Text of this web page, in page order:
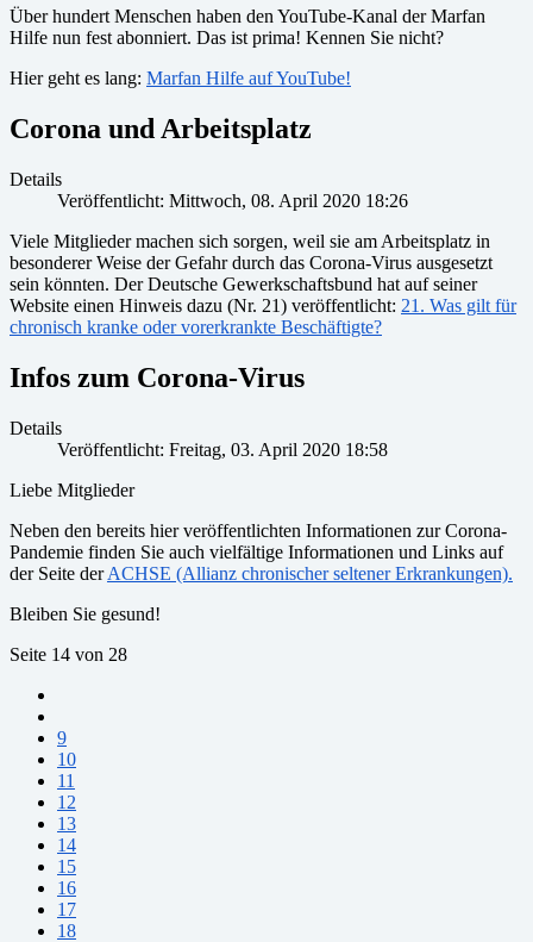
Über hundert Menschen haben den YouTube-Kanal der Marfan
Hilfe nun fest abonniert. Das ist prima! Kennen Sie nicht?
Hier geht es lang: Marfan Hilfe auf YouTube!
Corona und Arbeitsplatz
Details
Veröffentlicht: Mittwoch, 08. April 2020 18:26
Viele Mitglieder machen sich sorgen, weil sie am Arbeitsplatz in
besonderer Weise der Gefahr durch das Corona-Virus ausgesetzt
sein könnten. Der Deutsche Gewerkschaftsbund hat auf seiner
Website einen Hinweis dazu (Nr. 21) veröffentlicht: 21. Was gilt für
chronisch kranke oder vorerkrankte Beschäftigte?
Infos zum Corona-Virus
Details
Veröffentlicht: Freitag, 03. April 2020 18:58
Liebe Mitglieder
Neben den bereits hier veröffentlichten Informationen zur Corona-
Pandemie finden Sie auch vielfältige Informationen und Links auf
der Seite derACHSE (Allianz chronischer seltener Erkrankungen).
Bleiben Sie gesund!
Seite 14 von 28
9
10
11
12
13
14
15
16
17
18